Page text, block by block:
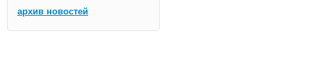
архив новостей